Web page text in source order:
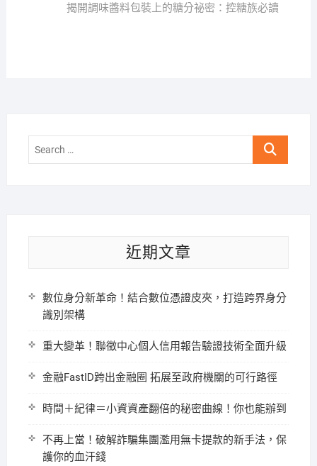
post:
揭開調味醬料包裝上的糖分祕密：控糖族必讀
Search
近期文章
數位身分新革命！結合數位憑證皮夾，打造跨界身分
識別架構
重大變革！聯徵中心個人信用報告驗證技術全面升級
金融FastID跨出金融圈 拓展至政府機關的可行路徑
時間＋紀律＝小資資產翻倍的秘密曲線！你也能辦到
不再上當！破解詐騙集團濫用無卡提款的新手法，保
護你的血汗錢